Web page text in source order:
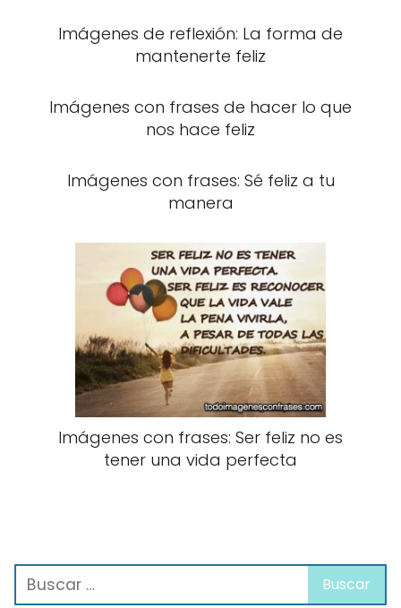
Imágenes de reflexión: La forma de
mantenerte feliz
Imágenes con frases de hacer lo que
nos hace feliz
Imágenes con frases: Sé feliz a tu
manera
Imágenes con frases: Ser feliz no es
tener una vida perfecta